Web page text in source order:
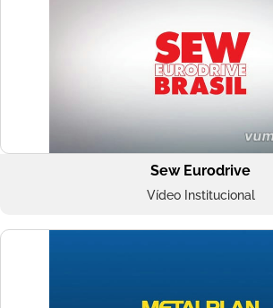
Sew Eurodrive
Vídeo Institucional